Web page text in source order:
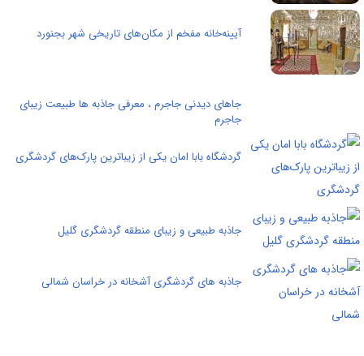
آیینه‌خانه مفخم از مکان‌های تاریخی شهر بجنورد
جاهای دیدنی جاجرم ، معرفی جاذبه ها طبیعت زیبای
جاجرم
گردشگاه بابا امان یکی از زیباترین پارک‌های گردشگری
جاذبه طبیعی و زیبای منطقه گردشگری گلیل
جاذبه های گردشگری آشخانه در خراسان شمالی